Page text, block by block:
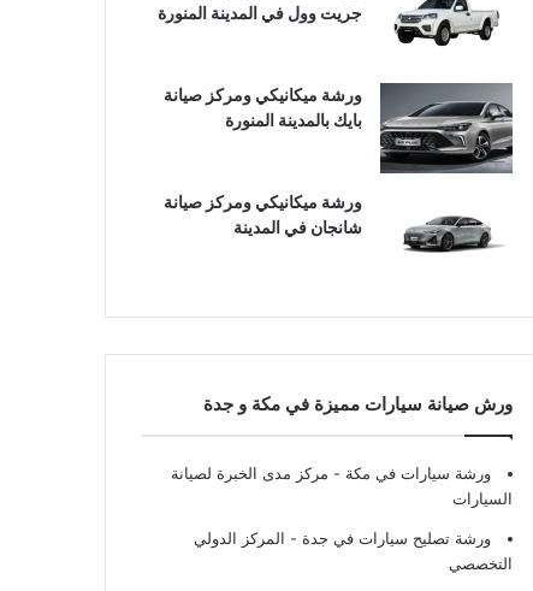
جريت وول في المدينة المنورة
ورشة ميكانيكي ومركز صيانة
بايك بالمدينة المنورة
ورشة ميكانيكي ومركز صيانة
شانجان في المدينة
ورش صيانة سيارات مميزة في مكة و جدة
ورشة سيارات في مكة - مركز مدى الخبرة لصيانة
السيارات
ورشة تصليح سيارات في جدة - المركز الدولي
التخصصي